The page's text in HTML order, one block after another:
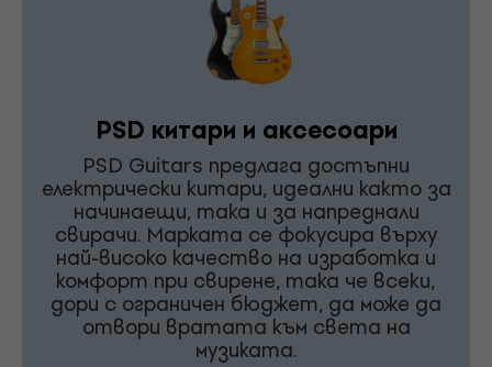
PSD китари и аксесоари
PSD Guitars предлага достъпни
електрически китари, идеални както за
начинаещи, така и за напреднали
свирачи. Марката се фокусира върху
най-високо качество на изработка и
комфорт при свирене, така че всеки,
дори с ограничен бюджет, да може да
отвори вратата към света на
музиката.